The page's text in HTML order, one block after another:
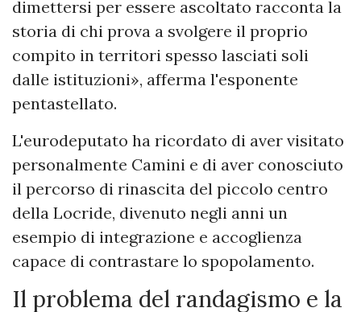
dimettersi per essere ascoltato racconta la
storia di chi prova a svolgere il proprio
compito in territori spesso lasciati soli
dalle istituzioni», afferma l'esponente
pentastellato.
L'eurodeputato ha ricordato di aver visitato
personalmente Camini e di aver conosciuto
il percorso di rinascita del piccolo centro
della Locride, divenuto negli anni un
esempio di integrazione e accoglienza
capace di contrastare lo spopolamento.
Il problema del randagismo e la